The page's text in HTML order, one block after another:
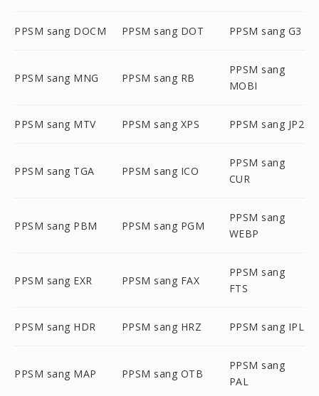
PPSM sang DOCM PPSM sang DOT PPSM sang G3
PPSM sang MNG PPSM sang RB
PPSM sang
MOBI
PPSM sang MTV PPSM sang XPS PPSM sang JP2
PPSM sang TGA PPSM sang ICO
PPSM sang
CUR
PPSM sang PBM PPSM sang PGM
PPSM sang
WEBP
PPSM sang EXR PPSM sang FAX
PPSM sang
FTS
PPSM sang HDR PPSM sang HRZ PPSM sang IPL
PPSM sang MAP PPSM sang OTB
PPSM sang
PAL